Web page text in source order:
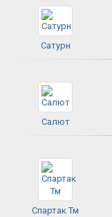
Сатурн
Салют
Спартак Тм